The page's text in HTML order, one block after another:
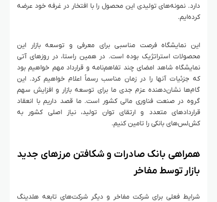
دارد. نمونه‌های تولیدی این محصول را با افتخار در غرفه خود عرضه
کرده‌ایم.
این نمایشگاه فرصت مناسبی برای معرفی و توسعه بازار این
محصولات استراتژیک بوده است. در همین راستا، در روزهای آتی
نمایشگاه شاهد امضای چند تفاهم‌نامه و قرارداد مهم خواهیم بود
که جزئیات آنها را در زمان مناسب رسماً اعلام خواهیم کرد. این
گام‌ها نشان‌دهنده عزم جدی ما برای توسعه بازار و افزایش سهم
گروه در صنعت فناوری مالی کشور است. ما قصد داریم با انعقاد
قراردادهای متعدد و ارتقای توان تولید، نیاز اصلی کشور به
کش‌لس‌های بانکی را تامین کنیم.
همراهی بانک صادرات و شکافتن مرزهای جدید
بازار توسط مفاخر
شرایط فعلی برای شرکت مفاخر و دیگر شرکت‌های تابعه هلدینگ